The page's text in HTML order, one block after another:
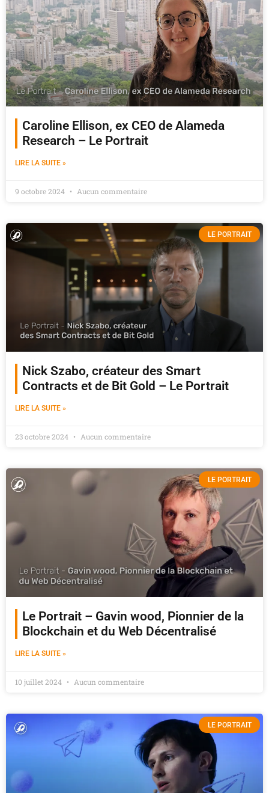
Caroline Ellison, ex CEO de Alameda
Research – Le Portrait
LIRE LA SUITE »
9 octobre 2024 Aucun commentaire
LE PORTRAIT
Nick Szabo, créateur des Smart
Contracts et de Bit Gold – Le Portrait
LIRE LA SUITE »
23 octobre 2024 Aucun commentaire
LE PORTRAIT
Le Portrait – Gavin wood, Pionnier de la
Blockchain et du Web Décentralisé
LIRE LA SUITE »
10 juillet 2024 Aucun commentaire
LE PORTRAIT